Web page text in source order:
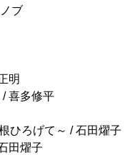
ブ
明
喜多修平
ひろげて～ / 石田燿子
田燿子